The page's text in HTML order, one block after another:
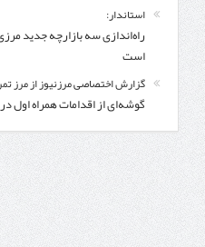
استاندار:
راه‌اندازی سه بازارچه جدید
است
گزارش اختصاصی مرزنیوز از مرز
گوشه‌ای از اقدامات همراه اول